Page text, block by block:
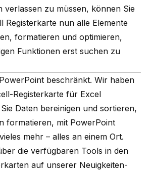
verlassen zu müssen, können Sie
Registerkarte nun alle Elemente
formatieren und optimieren,
Funktionen erst suchen zu
beschränkt. Wir haben
Registerkarte für Excel
Daten bereinigen und sortieren,
formatieren, mit PowerPoint
mehr – alles an einem Ort.
die verfügbaren Tools in den
auf unserer Neuigkeiten-